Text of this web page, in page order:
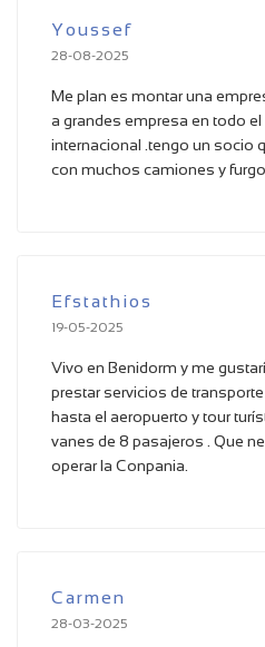
Youssef
28-08-2025
Me plan es montar una
a grandes empresa en todo
internacional .tengo un socio
con muchos camiones y
Efstathios
19-05-2025
Vivo en Benidorm y me
prestar servicios de
hasta el aeropuerto y tour
vanes de 8 pasajeros . Que
operar la Conpania.
Carmen
28-03-2025